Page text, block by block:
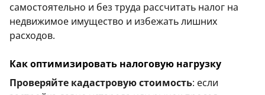
самостоятельно и без труда рассчитать налог на
недвижимое имущество и избежать лишних
расходов.
Как оптимизировать налоговую нагрузку
Проверяйте кадастровую стоимость: если